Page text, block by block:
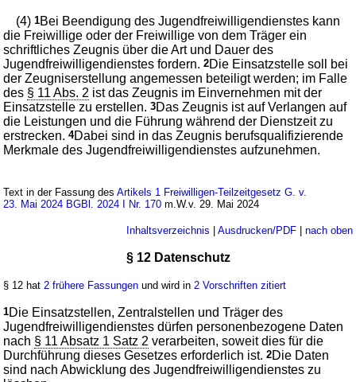
(4)1Bei Beendigung des Jugendfreiwilligendienstes kann
die Freiwillige oder der Freiwillige von dem Träger ein
schriftliches Zeugnis über die Art und Dauer des
Jugendfreiwilligendienstes fordern.2Die Einsatzstelle soll bei
der Zeugniserstellung angemessen beteiligt werden; im Falle
des § 11 Abs. 2 ist das Zeugnis im Einvernehmen mit der
Einsatzstelle zu erstellen.3Das Zeugnis ist auf Verlangen auf
die Leistungen und die Führung während der Dienstzeit zu
erstrecken.4Dabei sind in das Zeugnis berufsqualifizierende
Merkmale des Jugendfreiwilligendienstes aufzunehmen.
Text in der Fassung desArtikels 1 Freiwilligen-Teilzeitgesetz G. v.
23. Mai 2024 BGBl. 2024 I Nr. 170 m.W.v. 29. Mai 2024
Inhaltsverzeichnis | Ausdrucken/PDF| nach oben
§ 12 Datenschutz
§ 12 hat 2 frühere Fassungen und wird in 2 Vorschriften zitiert
1Die Einsatzstellen, Zentralstellen und Träger des
Jugendfreiwilligendienstes dürfen personenbezogene Daten
nach § 11 Absatz 1 Satz 2 verarbeiten, soweit dies für die
Durchführung dieses Gesetzes erforderlich ist.2Die Daten
sind nach Abwicklung des Jugendfreiwilligendienstes zu